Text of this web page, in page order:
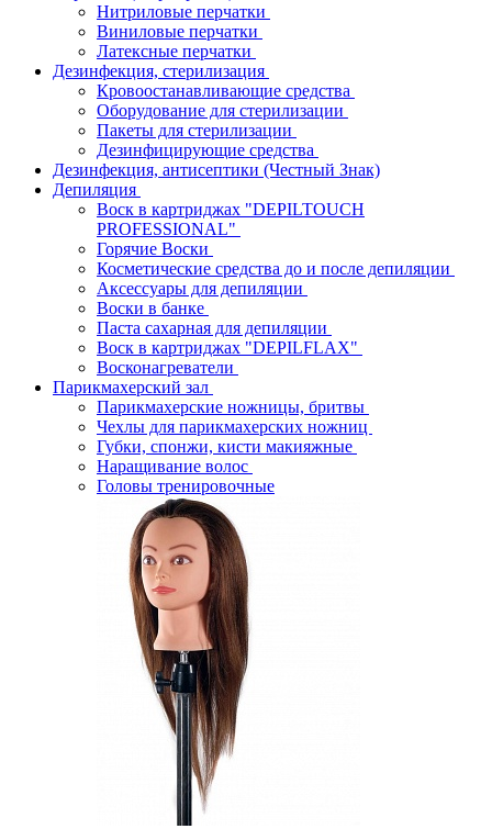
Нитриловые перчатки
Виниловые перчатки
Латексные перчатки
Дезинфекция, стерилизация
Кровоостанавливающие средства
Оборудование для стерилизации
Пакеты для стерилизации
Дезинфицирующие средства
Дезинфекция, антисептики (Честный Знак)
Депиляция
Воск в картриджах "DEPILTOUCH
PROFESSIONAL"
Горячие Воски
Косметические средства до и после депиляции
Аксессуары для депиляции
Воски в банке
Паста сахарная для депиляции
Воск в картриджах "DEPILFLAX"
Восконагреватели
Парикмахерский зал
Парикмахерские ножницы, бритвы
Чехлы для парикмахерских ножниц
Губки, спонжи, кисти макияжные
Наращивание волос
Головы тренировочные